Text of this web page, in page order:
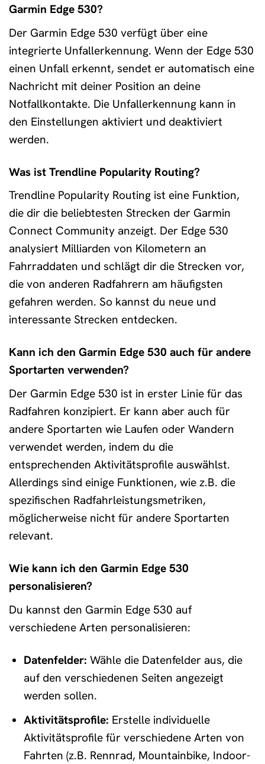
Garmin Edge 530?
Der Garmin Edge 530 verfügt über eine
integrierte Unfallerkennung. Wenn der Edge 530
einen Unfall erkennt, sendet er automatisch eine
Nachricht mit deiner Position an deine
Notfallkontakte. Die Unfallerkennung kann in
den Einstellungen aktiviert und deaktiviert
werden.
Was ist Trendline Popularity Routing?
Trendline Popularity Routing ist eine Funktion,
die dir die beliebtesten Strecken der Garmin
Connect Community anzeigt. Der Edge 530
analysiert Milliarden von Kilometern an
Fahrraddaten und schlägt dir die Strecken vor,
die von anderen Radfahrern am häufigsten
gefahren werden. So kannst du neue und
interessante Strecken entdecken.
Kann ich den Garmin Edge 530 auch für andere
Sportarten verwenden?
Der Garmin Edge 530 ist in erster Linie für das
Radfahren konzipiert. Er kann aber auch für
andere Sportarten wie Laufen oder Wandern
verwendet werden, indem du die
entsprechenden Aktivitätsprofile auswählst.
Allerdings sind einige Funktionen, wie z.B. die
spezifischen Radfahrleistungsmetriken,
möglicherweise nicht für andere Sportarten
relevant.
Wie kann ich den Garmin Edge 530
personalisieren?
Du kannst den Garmin Edge 530 auf
verschiedene Arten personalisieren:
Datenfelder: Wähle die Datenfelder aus, die
auf den verschiedenen Seiten angezeigt
werden sollen.
Aktivitätsprofile: Erstelle individuelle
Aktivitätsprofile für verschiedene Arten von
Fahrten (z.B. Rennrad, Mountainbike, Indoor-